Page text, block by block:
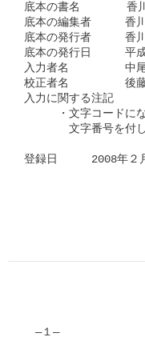
底本の書名　　　  香
底本の編集者　　　香
底本の発行者　　　香
底本の発行日　　　平
入力者名　　　　　中
校正者名　　　　　後
入力に関する注記
・文字コードにない
文字番号を付し
登録日　　　2008年２
―１―